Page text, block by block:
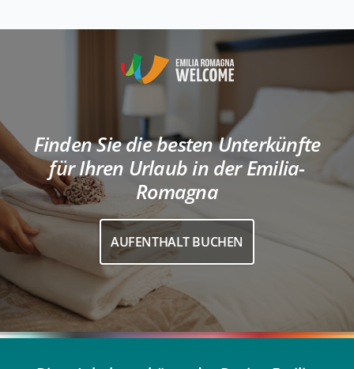
Finden Sie die besten Unterkünfte
für Ihren Urlaub in der Emilia-
Romagna
AUFENTHALT BUCHEN